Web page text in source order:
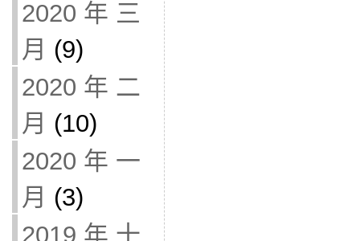
2020 年 三
月 (9)
2020 年 二
月 (10)
2020 年 一
月 (3)
2019 年 十